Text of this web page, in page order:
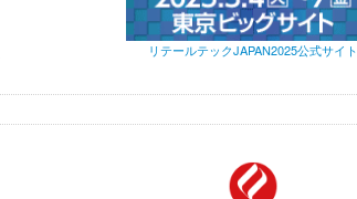
リテールテックJAPAN2025公式サイト